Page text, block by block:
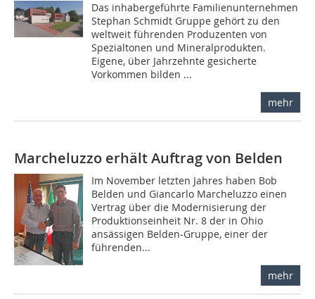
Das inhabergeführte Familienunternehmen
Stephan Schmidt Gruppe gehört zu den
weltweit führenden Produzenten von
Spezialtonen und Mineralprodukten.
Eigene, über Jahrzehnte gesicherte
Vorkommen bilden ...
mehr
Marcheluzzo erhält Auftrag von Belden
Im November letzten Jahres haben Bob
Belden und Giancarlo Marcheluzzo einen
Vertrag über die Modernisierung der
Produktionseinheit Nr. 8 der in Ohio
ansässigen Belden-Gruppe, einer der
führenden...
mehr